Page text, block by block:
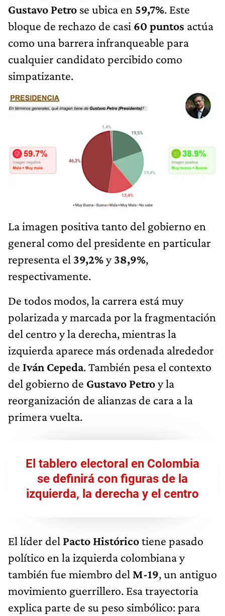
Gustavo Petro se ubica en 59,7%. Este
bloque de rechazo de casi 60 puntos actúa
como una barrera infranqueable para
cualquier candidato percibido como
simpatizante.
La imagen positiva tanto del gobierno en
general como del presidente en particular
representa el 39,2%y38,9%,
respectivamente.
De todos modos, la carrera está muy
polarizada y marcada por la fragmentación
del centro y la derecha, mientras la
izquierda aparece más ordenada alrededor
de Iván Cepeda. También pesa el contexto
del gobierno de Gustavo Petroy la
reorganización de alianzas de cara a la
primera vuelta.
El tablero electoral en Colombia
se definirá con figuras de la
izquierda, la derecha y el centro
El líder del Pacto Históricotiene pasado
político en la izquierda colombiana y
también fue miembro del M-19, un antiguo
movimiento guerrillero. Esa trayectoria
explica parte de su peso simbólico: para